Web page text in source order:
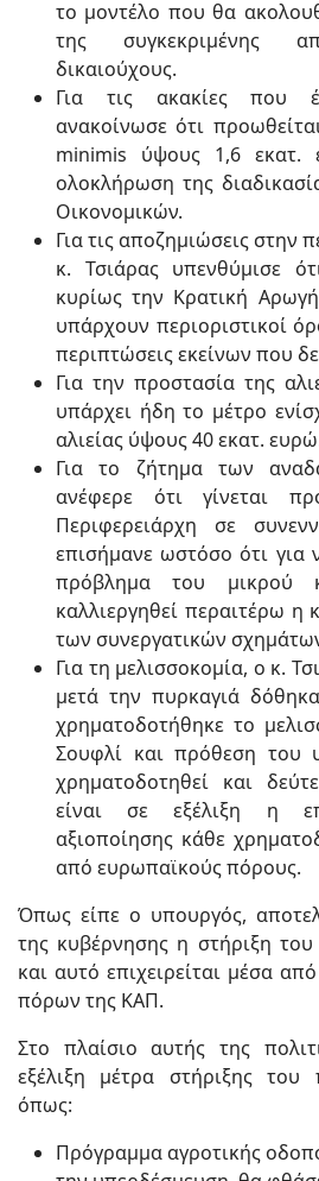
το μοντέλο που θα
της συγκεκριμένης
δικαιούχους.
Για τις ακακίες που
ανακοίνωσε ότι
minimis ύψους 1,6 εκατ.
ολοκλήρωση της
Οικονομικών.
Για τις αποζημιώσεις στην
κ. Τσιάρας υπενθύμισε
κυρίως την Κρατική
υπάρχουν περιοριστικοί
περιπτώσεις εκείνων που
Για την προστασία της
υπάρχει ήδη το μέτρο
αλιείας ύψους 40 εκατ.
Για το ζήτημα των
ανέφερε ότι γίνεται
Περιφερειάρχη σε
επισήμανε ωστόσο ότι για
πρόβλημα του μικρού
καλλιεργηθεί περαιτέρω η
των συνεργατικών
Για τη μελισσοκομία, ο κ.
μετά την πυρκαγιά
χρηματοδοτήθηκε το
Σουφλί και πρόθεση του
χρηματοδοτηθεί και
είναι σε εξέλιξη η
αξιοποίησης κάθε
από ευρωπαϊκούς πόρους.
Όπως είπε ο υπουργός,
της κυβέρνησης η στήριξη
και αυτό επιχειρείται μέσα
πόρων της ΚΑΠ.
Στο πλαίσιο αυτής της
εξέλιξη μέτρα στήριξης του
όπως:
Πρόγραμμα αγροτικής